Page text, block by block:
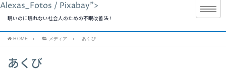
Alexas_Fotos / Pixabay">
眠いのに眠れない社会人のための不眠改善法！
HOME メディア あくび
あくび